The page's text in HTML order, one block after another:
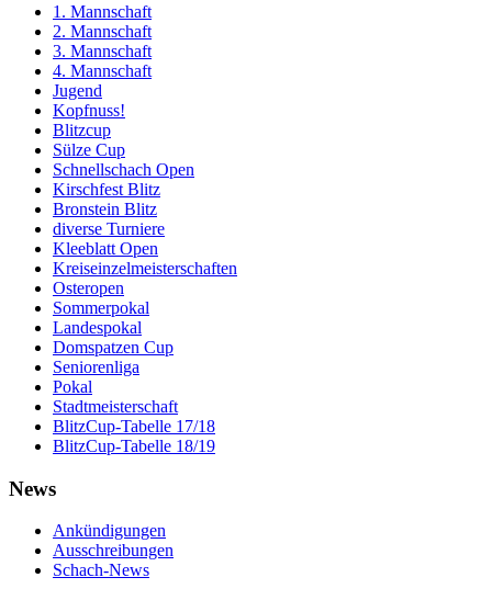
1. Mannschaft
2. Mannschaft
3. Mannschaft
4. Mannschaft
Jugend
Kopfnuss!
Blitzcup
Sülze Cup
Schnellschach Open
Kirschfest Blitz
Bronstein Blitz
diverse Turniere
Kleeblatt Open
Kreiseinzelmeisterschaften
Osteropen
Sommerpokal
Landespokal
Domspatzen Cup
Seniorenliga
Pokal
Stadtmeisterschaft
BlitzCup-Tabelle 17/18
BlitzCup-Tabelle 18/19
News
Ankündigungen
Ausschreibungen
Schach-News